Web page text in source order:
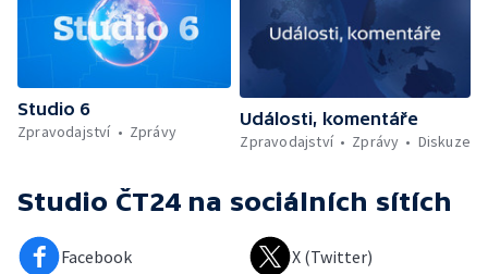
Studio 6
Zpravodajství
Zprávy
Události, komentáře
Zpravodajství
Zprávy Diskuze
Studio ČT24 na sociálních sítích
Facebook X (Twitter)